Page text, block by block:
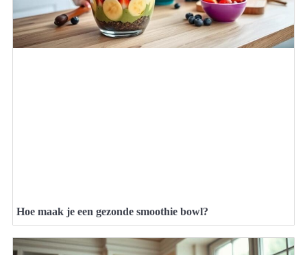
Hoe maak je een gezonde smoothie bowl?